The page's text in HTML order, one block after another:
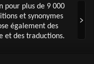
pour plus de 9 000
et synonymes
également des
et des traductions.